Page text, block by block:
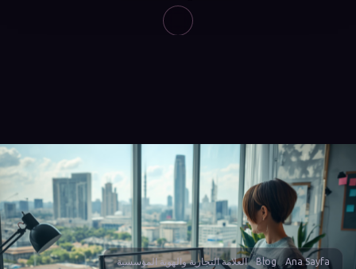
Ana Sayfa
Blog العلامة التجارية والهوية المؤسسية